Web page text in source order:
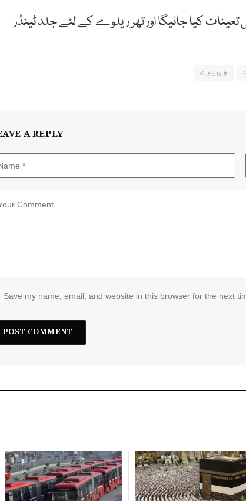
کیا جائیگا اور تھر ریلوے کے لئے جلد ٹینڈر
وزیرریلوے
A REPLY
Save my name, email, and website in this browser for the next